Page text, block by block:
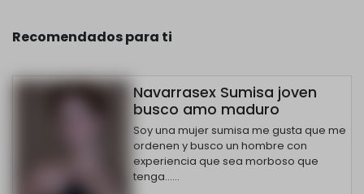
Recomendados para ti
Navarrasex Sumisa joven
busco amo maduro
Soy una mujer sumisa me gusta que me
ordenen y busco un hombre con
experiencia que sea morboso que
tenga......